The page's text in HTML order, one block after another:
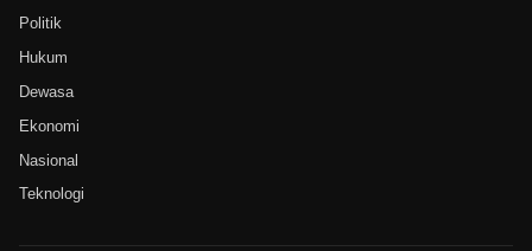
Politik
Hukum
Dewasa
Ekonomi
Nasional
Teknologi